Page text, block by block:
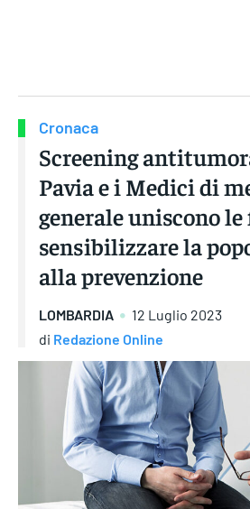
Cronaca
Screening
Pavia e i Medici di
generale uniscono le
sensibilizzare la
alla prevenzione
LOMBARDIA
12 Luglio 2023
di Redazione Online